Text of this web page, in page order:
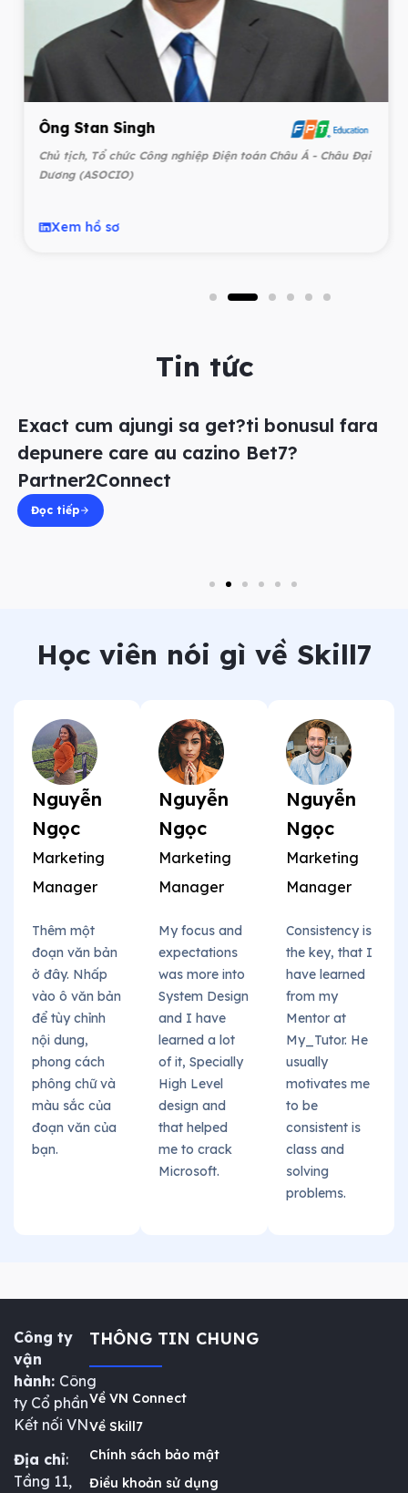
Ông Stan Singh
Chủ tịch, Tổ chức Công nghiệp Điện toán Châu Á - Châu Đại
Dương (ASOCIO)
Xem hồ sơ
Tin tức
Exact cum ajungi sa get?ti bonusul fara
depunere care au cazino Bet7?
Partner2Connect
Đọc tiếp
Học viên nói gì về Skill7
Nguyễn
Ngọc
Marketing
Manager
Thêm một
đoạn văn bản
ở đây. Nhấp
vào ô văn bản
để tùy chỉnh
nội dung,
phong cách
phông chữ và
màu sắc của
đoạn văn của
bạn.
Nguyễn
Ngọc
Marketing
Manager
My focus and
expectations
was more into
System Design
and I have
learned a lot
of it, Specially
High Level
design and
that helped
me to crack
Microsoft.
Nguyễn
Ngọc
Marketing
Manager
Consistency is
the key, that I
have learned
from my
Mentor at
My_Tutor. He
usually
motivates me
to be
consistent is
class and
solving
problems.
Công ty
vận
hành: Công
ty Cổ phần
Kết nối VN
Địa chỉ:
Tầng 11,
THÔNG TIN CHUNG
Về VN Connect
Về Skill7
Chính sách bảo mật
Điều khoản sử dụng